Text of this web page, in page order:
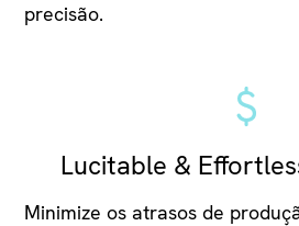
precisão.
Lucitable &
Minimize os atrasos de